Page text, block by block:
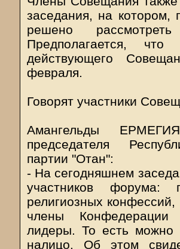
заседания, на
решено
Предполагается, что
действующего
февраля.
Говорят участники
Амангельды
председателя
партии "Отан":
- На сегодняшнем
участников форума:
религиозных
члены Конфедерации
лидеры. То есть можно
налицо. Об этом